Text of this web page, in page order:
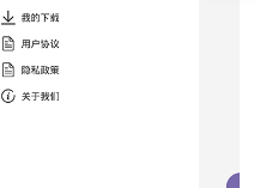
松进行下载，不用再等待